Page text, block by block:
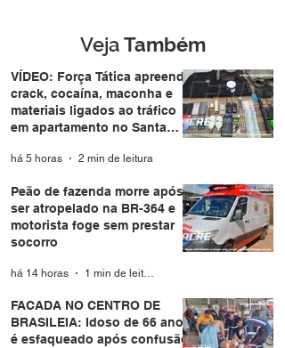
VejaTambém
VÍDEO: Força Tática apreende
crack, cocaína, maconha e
materiais ligados ao tráfico
em apartamento no Santa
há 5 horas 2 min de leitura
Peão de fazenda morre após
ser atropelado na BR-364 e
motorista foge sem prestar
socorro
há 14 horas 1 min de leitura
FACADA NO CENTRO DE
BRASILEIA: Idoso de 66 anos
é esfaqueado após confusão